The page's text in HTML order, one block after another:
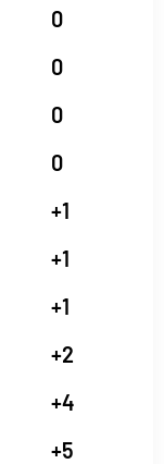
0
0
0
0
+1
+1
+1
+2
+4
+5